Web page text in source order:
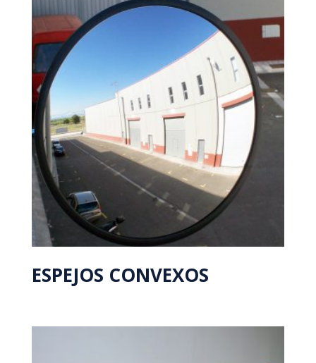
ESPEJOS CONVEXOS